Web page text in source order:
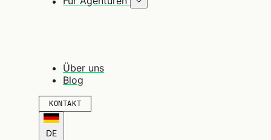
Über uns
Blog
KONTAKT
DE